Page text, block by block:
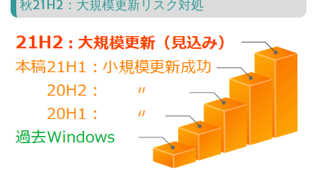
秋21H2：大規模更新リスク対処